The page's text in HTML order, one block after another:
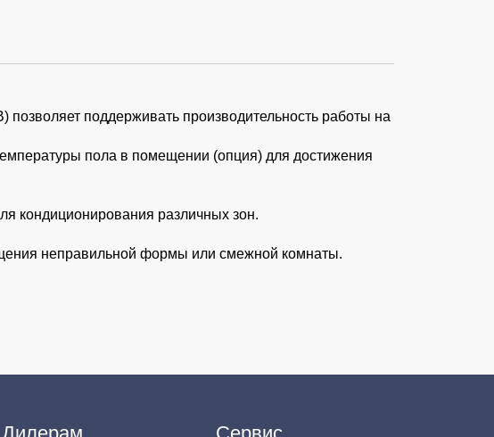
позволяет поддерживать производительность работы на
пола в помещении (опция) для достижения
кондиционирования различных зон.
неправильной формы или смежной комнаты.